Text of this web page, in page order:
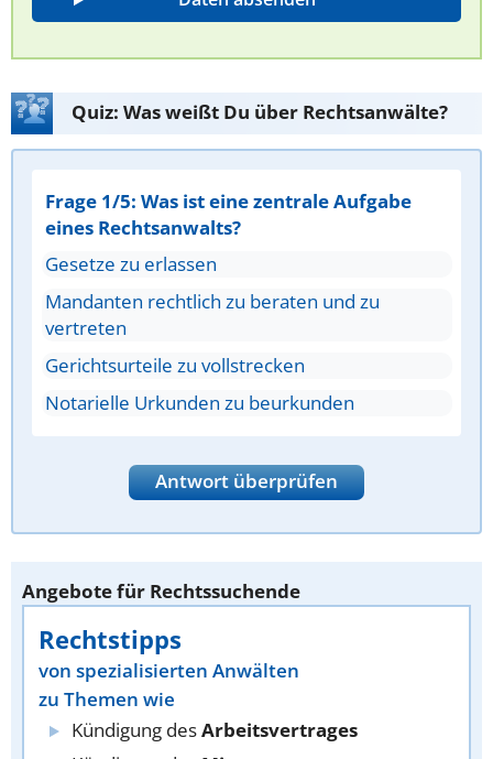
Quiz: Was weißt Du über Rechtsanwälte?
Frage 1/5: Was ist eine zentrale Aufgabe
eines Rechtsanwalts?
Gesetze zu erlassen
Mandanten rechtlich zu beraten und zu
vertreten
Gerichtsurteile zu vollstrecken
Notarielle Urkunden zu beurkunden
Antwort überprüfen
Angebote für Rechtssuchende
Rechtstipps
von spezialisierten Anwälten
zu Themen wie
Kündigung desArbeitsvertrages